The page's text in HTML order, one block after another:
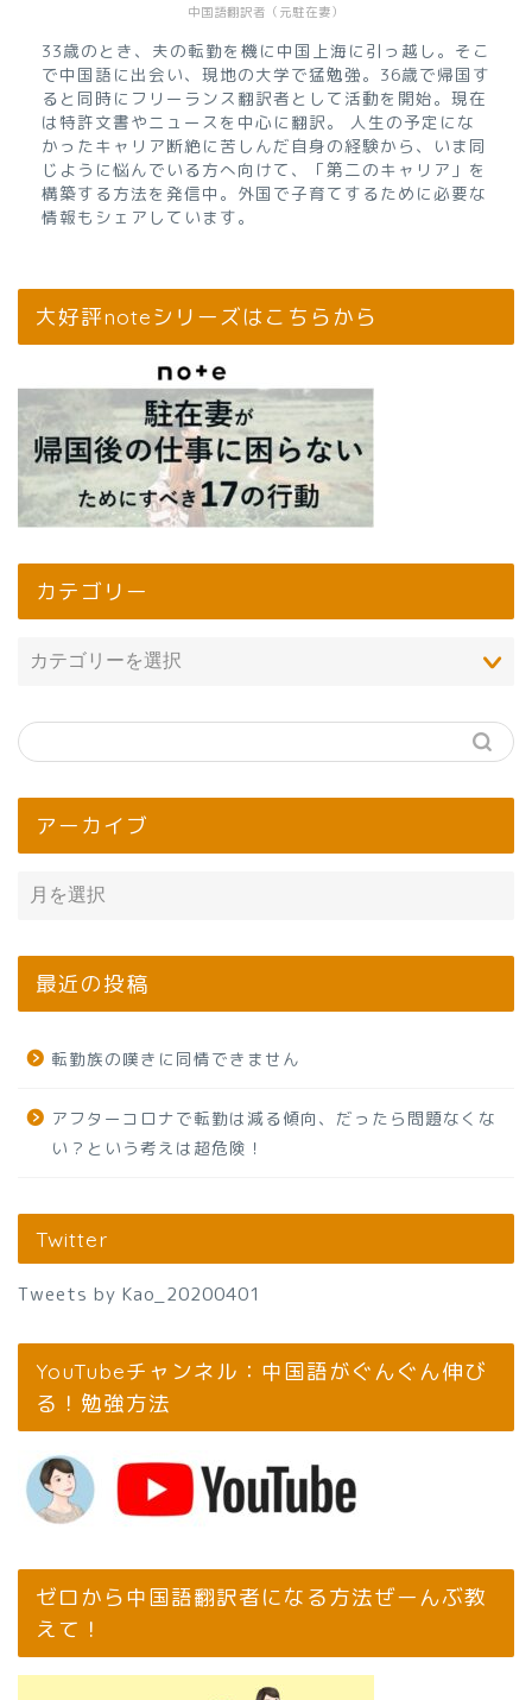
中国語翻訳者（元駐在妻）
33歳のとき、夫の転勤を機に中国上海に引っ越し。そこ
で中国語に出会い、現地の大学で猛勉強。36歳で帰国す
ると同時にフリーランス翻訳者として活動を開始。現在
は特許文書やニュースを中心に翻訳。 人生の予定にな
かったキャリア断絶に苦しんだ自身の経験から、いま同
じように悩んでいる方へ向けて、「第二のキャリア」を
構築する方法を発信中。外国で子育てするために必要な
情報もシェアしています。
大好評noteシリーズはこちらから
カテゴリー
アーカイブ
最近の投稿
転勤族の嘆きに同情できません
アフターコロナで転勤は減る傾向、だったら問題なくな
い？という考えは超危険！
Twitter
Tweets by Kao_20200401
YouTubeチャンネル：中国語がぐんぐん伸び
る！勉強方法
ゼロから中国語翻訳者になる方法ぜーんぶ教
えて！